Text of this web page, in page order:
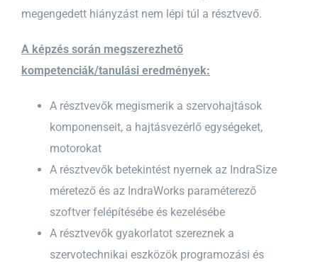
megengedett hiányzást nem lépi túl a résztvevő.
A képzés során megszerezhető
kompetenciák/tanulási eredmények:
A résztvevők megismerik a szervohajtások
komponenseit, a hajtásvezérlő egységeket,
motorokat
A résztvevők betekintést nyernek az IndraSize
méretező és az IndraWorks paraméterező
szoftver felépítésébe és kezelésébe
A résztvevők gyakorlatot szereznek a
szervotechnikai eszközök programozási és